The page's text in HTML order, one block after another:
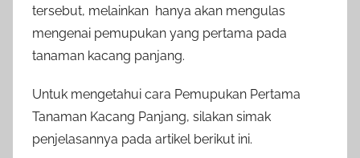
tersebut, melainkan hanya akan mengulas
mengenai pemupukan yang pertama pada
tanaman kacang panjang.
Untuk mengetahui cara Pemupukan Pertama
Tanaman Kacang Panjang, silakan simak
penjelasannya pada artikel berikut ini.